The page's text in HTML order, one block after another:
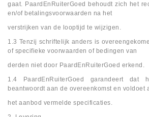
gaat. PaardEnRuiterGoed behoudt zich het
en/of betalingsvoorwaarden na het
verstrijken van de looptijd te wijzigen.
1.3 Tenzij schriftelijk anders is
of specifieke voorwaarden of bedingen van
derden niet door PaardEnRuiterGoed erkend.
1.4 PaardEnRuiterGoed garandeert dat
beantwoordt aan de overeenkomst en voldoet
het aanbod vermelde specificaties.